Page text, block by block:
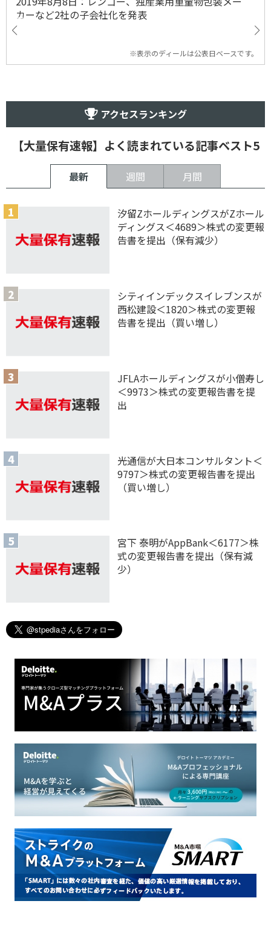
カーなど2社の子会社化を発表
※表示のディールは公表日ベースです。
アクセスランキング
【大量保有速報】よく読まれている記事ベスト5
最新 週間 月間
汐留ZホールディングスがZホール
ディングス＜4689＞株式の変更報
告書を提出（保有減少）
シティインデックスイレブンスが
西松建設＜1820＞株式の変更報
告書を提出（買い増し）
JFLAホールディングスが小僧寿し
＜9973＞株式の変更報告書を提
出
光通信が大日本コンサルタント＜
9797＞株式の変更報告書を提出
（買い増し）
宮下 泰明がAppBank＜6177＞株
式の変更報告書を提出（保有減
少）